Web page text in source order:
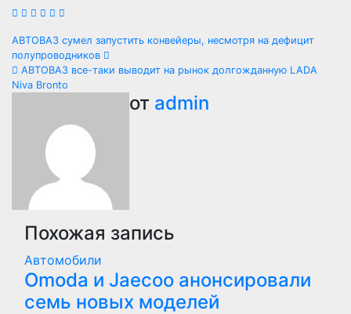
Навигация
по
АВТОВАЗ сумел запустить конвейеры, несмотря на дефицит
полупроводников
АВТОВАЗ все-таки выводит на рынок долгожданную LADA
Niva Bronto
от admin
Похожая запись
Автомобили
Оmoda и Jaecoo анонсировали
семь новых моделей